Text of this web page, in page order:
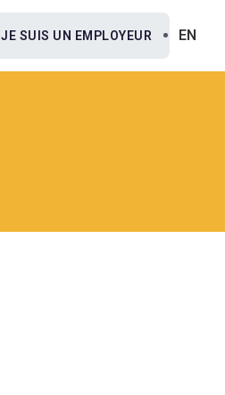
JE SUIS UN EMPLOYEUR EN